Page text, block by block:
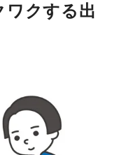
クする出